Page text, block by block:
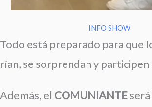
INFO SHOW
Todo está preparado para que
rían, se sorprendan y participen
Además, el COMUNIANTEserá